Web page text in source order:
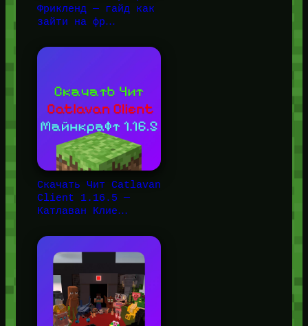
Фрикленд — гайд как
зайти на фр…
Скачать Чит Catlavan
Client 1.16.5 —
Катлаван Клие…